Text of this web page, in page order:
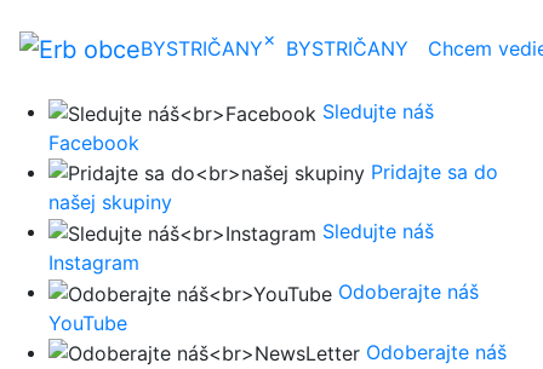
BYSTRIČANY× BYSTRIČANY Chcem
Sledujte náš
Facebook
Pridajte sa do
našej skupiny
Sledujte náš
Instagram
Odoberajte náš
YouTube
Odoberajte náš